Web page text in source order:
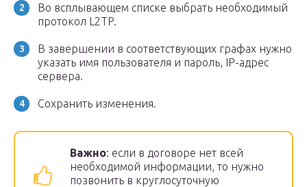
Во всплывающем списке выбрать необходимый
протокол L2TP.
В завершении в соответствующих графах нужно
указать имя пользователя и пароль, IP-адрес
сервера.
Сохранить изменения.
Важно: если в договоре нет всей
необходимой информации, то нужно
позвонить в круглосуточную